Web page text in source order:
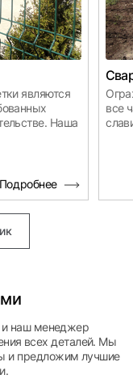
являются
Наша
Подробнее
все
и наш менеджер
всех деталей. Мы
и предложим лучшие